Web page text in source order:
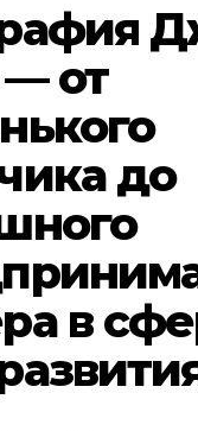
от
до
в